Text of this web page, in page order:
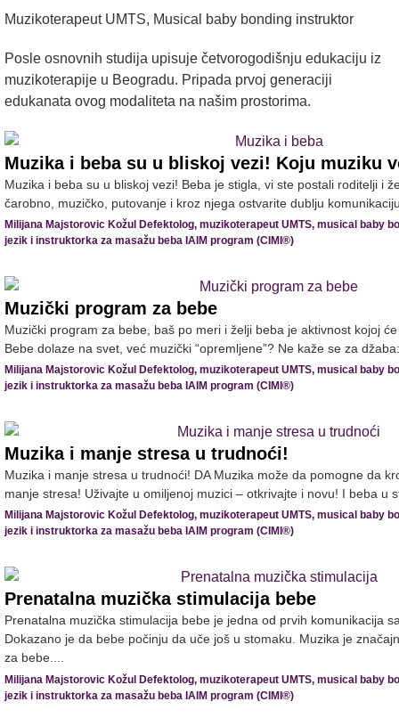
Muzikoterapeut UMTS, Musical baby bonding instruktor
Posle osnovnih studija upisuje četvorogodišnju edukaciju iz
muzikoterapije u Beogradu. Pripada prvoj generaciji
edukanata ovog modaliteta na našim prostorima.
Muzika i beba su u bliskoj vezi! Koju muziku
Muzika i beba su u bliskoj vezi! Beba je stigla, vi ste postali roditelji i
čarobno, muzičko, putovanje i kroz njega ostvarite dublju
Milijana Majstorovic Kožul Defektolog, muzikoterapeut UMTS, musical baby
jezik i instruktorka za masažu beba IAIM program (CIMI®)
Muzički program za bebe
Muzički program za bebe, baš po meri i želji beba je aktivnost kojoj
Bebe dolaze na svet, već muzički “opremljene”? Ne kaže se za
Milijana Majstorovic Kožul Defektolog, muzikoterapeut UMTS, musical baby
jezik i instruktorka za masažu beba IAIM program (CIMI®)
Muzika i manje stresa u trudnoći!
Muzika i manje stresa u trudnoći! DA Muzika može da pomogne da
manje stresa! Uživajte u omiljenoj muzici – otkrivajte i novu! I beba u
Milijana Majstorovic Kožul Defektolog, muzikoterapeut UMTS, musical baby
jezik i instruktorka za masažu beba IAIM program (CIMI®)
Prenatalna muzička stimulacija bebe
Prenatalna muzička stimulacija bebe je jedna od prvih komunikacija
Dokazano je da bebe počinju da uče još u stomaku. Muzika je
za bebe....
Milijana Majstorovic Kožul Defektolog, muzikoterapeut UMTS, musical baby
jezik i instruktorka za masažu beba IAIM program (CIMI®)